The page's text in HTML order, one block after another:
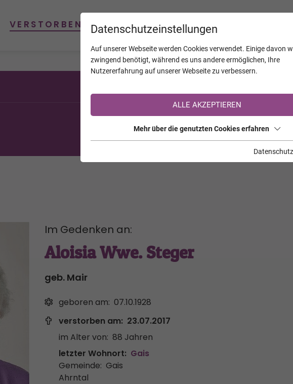
Sie sind noch nicht auf TrauerHilfe.it
>> zur kostenlosen Registrierung <<
Im Gedenken an:
Aloisia Wwe. Steger
geb. Mair
geboren am: 07.10.1928
verstorben am: 23.07.2017
im Alter von: 88 Jahren
letzter Wohnort: Gais
Gemeinde: Gais
Ahrntal
Datenschutzeinstellungen
Auf unserer Webseite werden Cookies verwendet. Einige davon
zwingend benötigt, während es uns andere ermöglichen, Ihre
Nutzererfahrung auf unserer Webseite zu verbessern.
ALLE AKZEPTIEREN
Mehr über die genutzten Cookies erfahren
VERSTORBENE KALENDER JAHRESTAGE